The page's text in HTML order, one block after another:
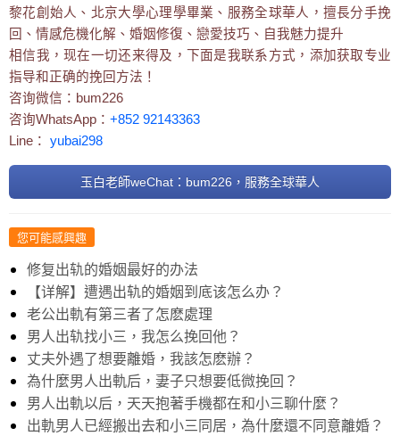
黎花創始人、北京大學心理學畢業、服務全球華人，擅長分手挽
回、情感危機化解、婚姻修復、戀愛技巧、自我魅力提升
相信我，现在一切还来得及，下面是我联系方式，添加获取专业
指导和正确的挽回方法！
咨询微信：bum226
咨询WhatsApp： +852 92143363
Line： yubai298
玉白老師weChat：bum226，服務全球華人
您可能感興趣
修复出轨的婚姻最好的办法
【详解】遭遇出轨的婚姻到底该怎么办？
老公出軌有第三者了怎麽處理
男人出轨找小三，我怎么挽回他？
丈夫外遇了想要離婚，我該怎麽辦？
為什麼男人出軌后，妻子只想要低微挽回？
男人出軌以后，天天抱著手機都在和小三聊什麼？
出軌男人已經搬出去和小三同居，為什麼還不同意離婚？